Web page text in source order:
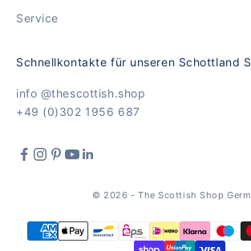
Service
Schnellkontakte für unseren Schottland
info @thescottish.shop
+49 (0)302 1956 687
© 2026 - The Scottish Shop